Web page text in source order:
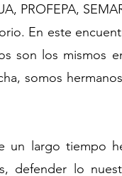
PROFEPA,
En este
son los mismos
somos
un largo tiempo
defender lo